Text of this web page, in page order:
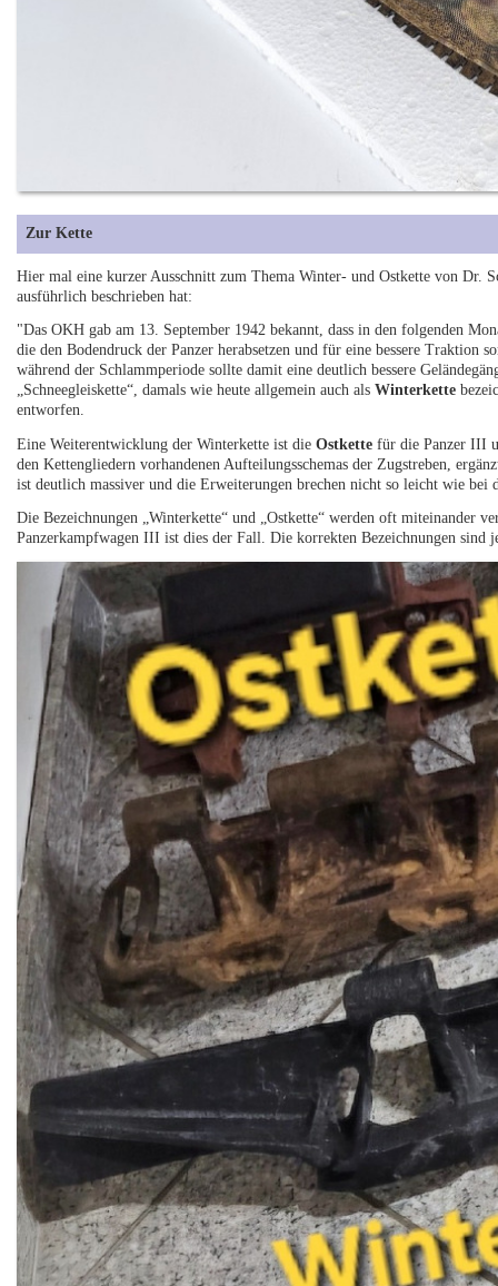
Zur Kette
Hier mal eine kurzer Ausschnitt zum Thema Winter- und Ostkette von Dr.
ausführlich beschrieben hat:
"Das OKH gab am 13. September 1942 bekannt, dass in den folgenden
die den Bodendruck der Panzer herabsetzen und für eine bessere Traktion
während der Schlammperiode sollte damit eine deutlich bessere
„Schneegleiskette“, damals wie heute allgemein auch alsWinterkette
entworfen.
Eine Weiterentwicklung der Winterkette ist dieOstkette für die Panzer III
den Kettengliedern vorhandenen Aufteilungsschemas der Zugstreben,
ist deutlich massiver und die Erweiterungen brechen nicht so leicht wie bei
Die Bezeichnungen „Winterkette“ und „Ostkette“ werden oft miteinander
Panzerkampfwagen III ist dies der Fall. Die korrekten Bezeichnungen sind